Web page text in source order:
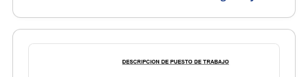
padre o apoderado, de ta…